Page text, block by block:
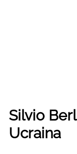
Silvio
Ucraina